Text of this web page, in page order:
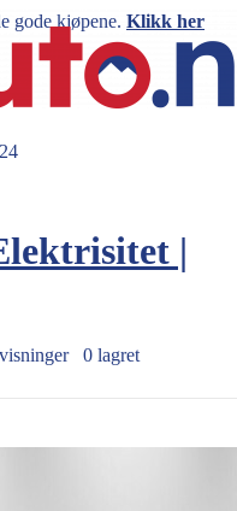
gode kjøpene. Klikk her
|
0 lagret